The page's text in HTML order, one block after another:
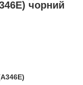
чорний